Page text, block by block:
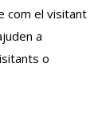
com el visitant
a
o